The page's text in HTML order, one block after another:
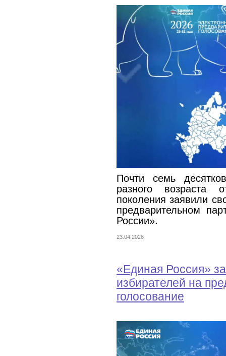
Почти семь
разного возраста
поколения заявили
предварительном
России».
23.04.2026
«Единая Россия»
избирателей на
голосование